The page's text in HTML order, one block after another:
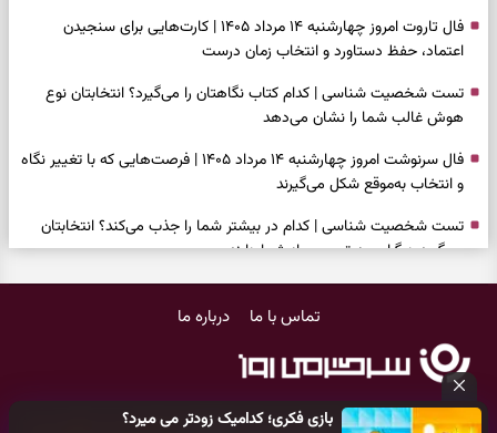
بازی فکری؛ کدامیک زودتر می میرد؟
فال تاروت امروز چهارشنبه ۱۴ مرداد ۱۴۰۵ | کارت‌هایی برای سنجیدن
اعتماد، حفظ دستاورد و انتخاب زمان درست
تست شخصیت شناسی | کدام کتاب نگاهتان را می‌گیرد؟ انتخابتان نوع
هوش غالب شما را نشان می‌دهد
فال سرنوشت امروز چهارشنبه ۱۴ مرداد ۱۴۰۵ | فرصت‌هایی که با تغییر نگاه
و انتخاب به‌موقع شکل می‌گیرند
تست شخصیت شناسی | کدام در بیشتر شما را جذب می‌کند؟ انتخابتان
می‌گوید دیگران چه تصویری از شما دارند
ساده و آرام‌کردن شلوغی ذهن
برای پیدا کردن کار این دعای حضرت موسی(ع) را بخوانید؛ دعایی که پس از
آن راه کار و زندگی باز شد
فال روزانه امروز چهارشنبه ۱۴ مرداد ۱۴۰۵ | روزی برای تغییر ریتم و رسیدگی
تماس با ما درباره ما